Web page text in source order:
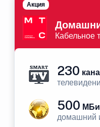
Кабельное
Акция
230
500
домашний